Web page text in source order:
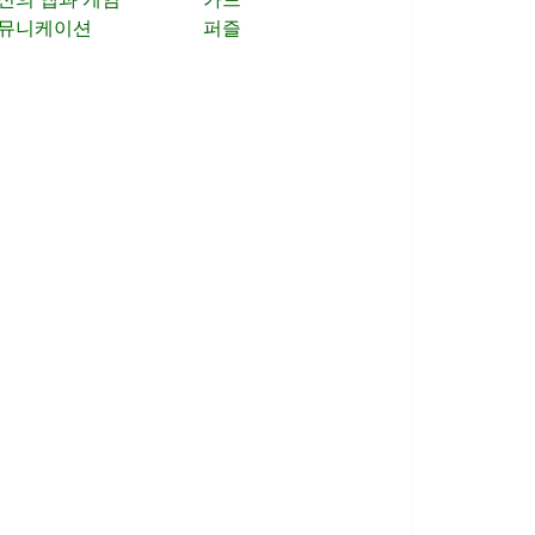
니케이션
퍼즐